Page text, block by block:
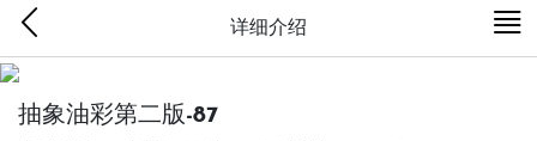
详细介绍
抽象油彩第二版-87